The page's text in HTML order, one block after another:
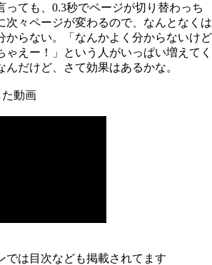
っても、0.3秒でページが切り替わっち
次々ページが変わるので、なんとなくは
からない。「なんかよく分からないけど
ゃえー！」という人がいっぱい増えてく
だけど、さて効果はあるかな。
た動画
では目次なども掲載されてます